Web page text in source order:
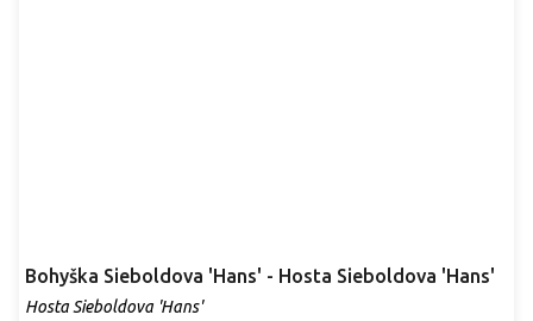
Bohyška Sieboldova 'Hans' - Hosta Sieboldova 'Hans'
Hosta Sieboldova 'Hans'